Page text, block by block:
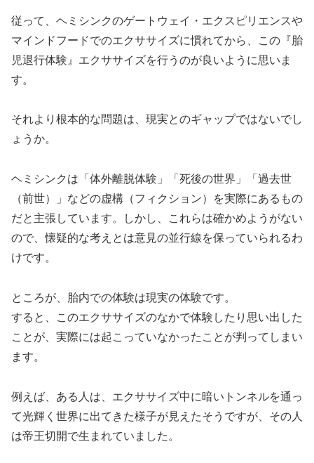
従って、ヘミシンクのゲートウェイ・エクスピリエンスや
マインドフードでのエクササイズに慣れてから、この『胎
児退行体験』エクササイズを行うのが良いように思いま
す。
それより根本的な問題は、現実とのギャップではないでし
ょうか。
ヘミシンクは「体外離脱体験」「死後の世界」「過去世
（前世）」などの虚構（フィクション）を実際にあるもの
だと主張しています。しかし、これらは確かめようがない
ので、懐疑的な考えとは意見の並行線を保っていられるわ
けです。
ところが、胎内での体験は現実の体験です。
すると、このエクササイズのなかで体験したり思い出した
ことが、実際には起こっていなかったことが判ってしまい
ます。
例えば、ある人は、エクササイズ中に暗いトンネルを通っ
て光輝く世界に出てきた様子が見えたそうですが、その人
は帝王切開で生まれていました。